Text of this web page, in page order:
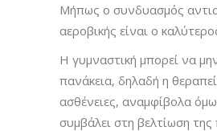
Μήπως ο συνδυασμός
αεροβικής είναι ο
Η γυμναστική μπορεί να
πανάκεια, δηλαδή η
ασθένειες, αναμφίβολα
συμβάλει στη βελτίωση της